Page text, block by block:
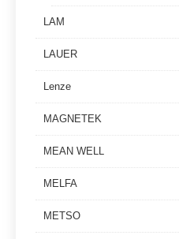
LAM
LAUER
Lenze
MAGNETEK
MEAN WELL
MELFA
METSO